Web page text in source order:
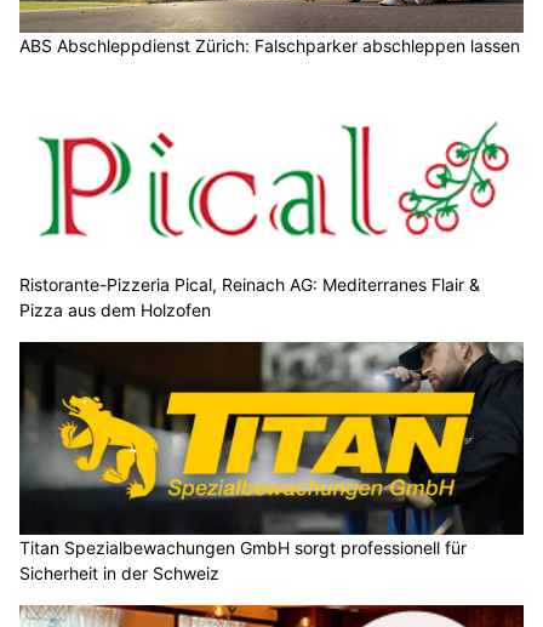
ABS Abschleppdienst Zürich: Falschparker abschleppen lassen
Ristorante-Pizzeria Pical, Reinach AG: Mediterranes Flair &
Pizza aus dem Holzofen
Titan Spezialbewachungen GmbH sorgt professionell für
Sicherheit in der Schweiz